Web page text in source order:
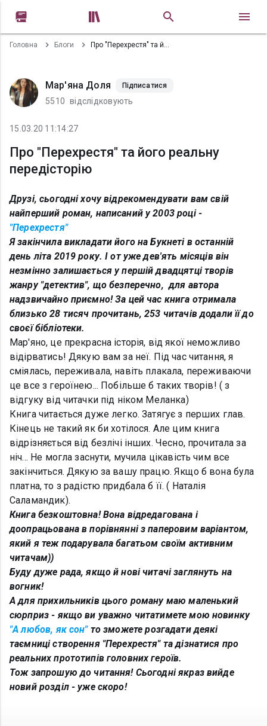
 
Головна Блоги Про "Перехрестя" та його реальну передісторію
Мар'яна Доля Підписатися
5510 відслідковують
15.03.20 11:14:27
Про "Перехрестя" та його реальну
передісторію
Друзі, сьогодні хочу відрекомендувати вам свій
найперший роман, написаний у 2003 році -
"Перехрестя"
Я закінчила викладати його на Букнеті в останній
день літа 2019 року. І от уже дев'ять місяців він
незмінно залишається у першій двадцятці творів
жанру "детектив", що безперечно, для автора
надзвичайно приємно! За цей час книга отримала
близько 28 тисяч прочитань, 253 читачів додали її до
своєї бібліотеки.
Мар'яно, це прекрасна історія, від якої неможливо
відірватись! Дякую вам за неї. Під час читання, я
сміялась, переживала, навіть плакала, переживаючи
це все з героїнею... Побільше б таких творів! ( з
відгуку від читачки під ніком Меланка)
Книга читається дуже легко. Затягує з перших глав.
Кінець не такий як би хотілося. Але цим книга
відрізняється від безлічі інших. Чесно, прочитала за
ніч... Не могла заснути, мучила цікавість чим все
закінчиться. Дякую за вашу працю. Якщо б вона була
платна, то з радістю придбала б її. ( Наталія
Саламандик).
Книга безкоштовна! Вона відредагована і
доопрацьована в порівнянні з паперовим варіантом,
який я теж подарувала багатьом своїм активним
читачам))
Буду дуже рада, якщо й нові читачі заглянуть на
вогник!
А для прихильників цього роману маю маленький
сюрприз - якщо ви уважно читатимете мою новинку
"А любов, як сон"то зможете розгадати деякі
таємниці створення "Перехрестя" та дізнатися про
реальних прототипів головних героїв.
Тож запрошую до читання! Сьогодні якраз вийде
новий розділ - уже скоро!